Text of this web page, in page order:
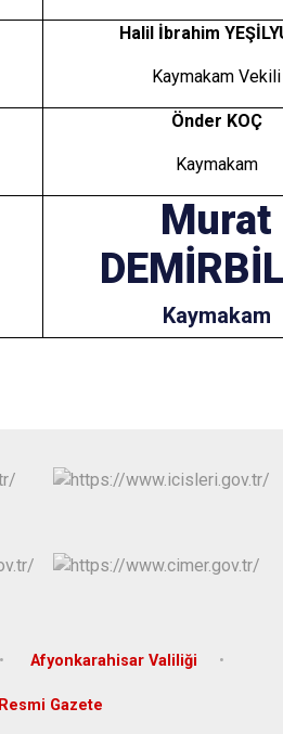
Halil İbrahim
Kaymakam Vekili
Önder KOÇ
Kaymakam
Murat
Kaymakam
Afyonkarahisar Valiliği
Resmi Gazete